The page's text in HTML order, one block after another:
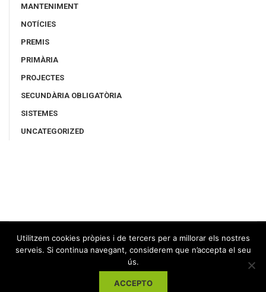
MANTENIMENT
NOTÍCIES
PREMIS
PRIMÀRIA
PROJECTES
SECUNDÀRIA OBLIGATÒRIA
SISTEMES
UNCATEGORIZED
Utilitzem cookies pròpies i de tercers per a millorar els nostres
serveis. Si continua navegant, considerem que n’accepta el seu
ús.
ACCEPTO